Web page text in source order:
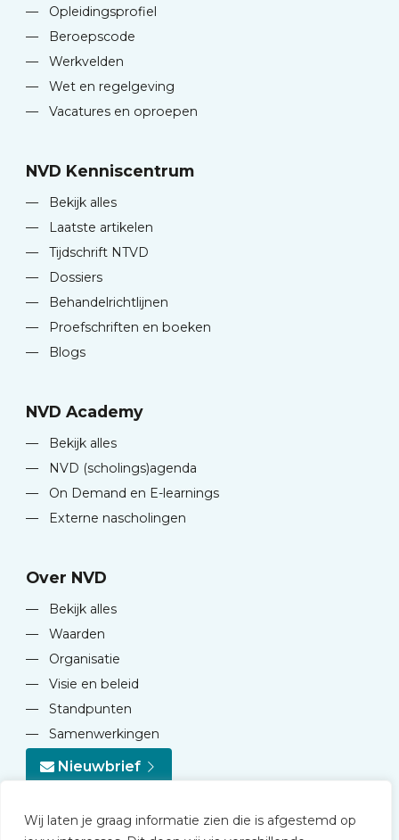
Wij laten je graag informatie zien die is afgestemd op
—
Opleidingsprofiel
—
Beroepscode
—
Werkvelden
—
Wet en regelgeving
—
Vacatures en oproepen
NVD Kenniscentrum
—
Bekijk alles
—
Laatste artikelen
—
Tijdschrift NTVD
—
Dossiers
—
Behandelrichtlijnen
—
Proefschriften en boeken
—
Blogs
NVD Academy
—
Bekijk alles
—
NVD (scholings)agenda
—
On Demand en E-learnings
—
Externe nascholingen
Over NVD
—
Bekijk alles
—
Waarden
—
Organisatie
—
Visie en beleid
—
Standpunten
—
Samenwerkingen
Nieuwbrief